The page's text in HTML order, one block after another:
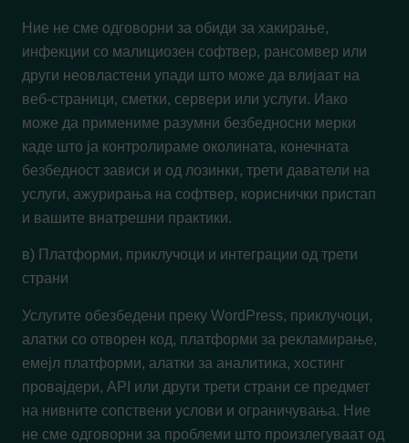
Ние не сме одговорни за обиди за хакирање,
инфекции со малициозен софтвер, рансомвер или
други неовластени упади што може да влијаат на
веб-страници, сметки, сервери или услуги. Иако
може да примениме разумни безбедносни мерки
каде што ја контролираме околината, конечната
безбедност зависи и од лозинки, трети даватели на
услуги, ажурирања на софтвер, кориснички пристап
и вашите внатрешни практики.
в) Платформи, приклучоци и интеграции од трети
страни
Услугите обезбедени преку WordPress, приклучоци,
алатки со отворен код, платформи за рекламирање,
емејл платформи, алатки за аналитика, хостинг
провајдери, API или други трети страни се предмет
на нивните сопствени услови и ограничувања. Ние
не сме одговорни за проблеми што произлегуваат од